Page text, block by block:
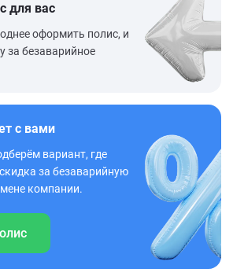
для вас
оформить полис, и
за безаварийное
с вами
вариант, где
за безаварийную
компании.